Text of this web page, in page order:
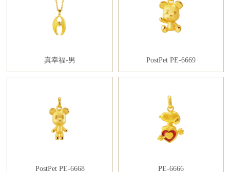
真幸福-男 PostPet PE-6669
PostPet PE-6668 PE-6666